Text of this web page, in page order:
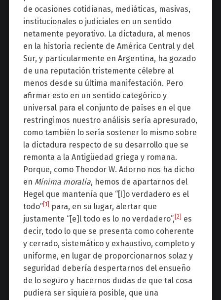
de ocasiones cotidianas, mediáticas, masivas,
institucionales o judiciales en un sentido
netamente peyorativo. La dictadura, al menos
en la historia reciente de América Central y del
Sur, y particularmente en Argentina, ha gozado
de una reputación tristemente célebre al
menos desde su última manifestación. Pero
afirmar esto en un sentido categórico y
universal para el conjunto de países en el que
restringimos nuestro análisis sería apresurado,
como también lo sería sostener lo mismo sobre
la dictadura respecto de su desarrollo que se
remonta a la Antigüedad griega y romana.
Porque, como Theodor W. Adorno nos ha dicho
en Mínima moralia, hemos de apartarnos del
Hegel que mantenía que “[l]o verdadero es el
todo”[1]
para, en su lugar, alertar que
justamente “[e]l todo es lo no verdadero”, [2]
es
decir, todo lo que se presenta como coherente
y cerrado, sistemático y exhaustivo, completo y
uniforme, en lugar de proporcionarnos solaz y
seguridad debería despertarnos del ensueño
de lo seguro y hacernos dudas de que tal cosa
pudiera ser siquiera posible, que una